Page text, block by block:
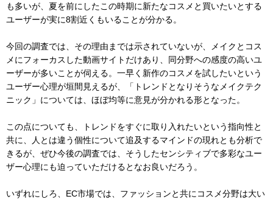
も多いが、夏を前にしたこの時期に新たなコスメと買いたいとする
ユーザーが実に8割近くもいることが分かる。
今回の調査では、その理由までは示されていないが、メイクとコス
メにフォーカスした動画サイトだけあり、同分野への感度の高いユ
ーザーが多いことが伺える。一早く新作のコスメを試したいという
ユーザー心理が垣間見えるが、「トレンドとなりそうなメイクテク
ニック」については、ほぼ均等に意見が分かれる形となった。
この点についても、トレンドをすぐに取り入れたいという指向性と
共に、人とは違う個性について追及するマインドの現れとも分析で
きるが、ぜひ今後の調査では、そうしたセンシティブで多彩なユー
ザー心理にも迫っていただけるとなお良いだろう。
いずれにしろ、EC市場では、ファッションと共にコスメ分野は大い